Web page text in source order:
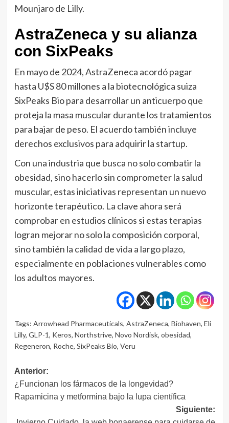
Mounjaro de Lilly.
AstraZeneca y su alianza
con SixPeaks
En mayo de 2024, AstraZeneca acordó pagar
hasta U$S 80 millones a la biotecnológica suiza
SixPeaks Bio para desarrollar un anticuerpo que
proteja la masa muscular durante los tratamientos
para bajar de peso. El acuerdo también incluye
derechos exclusivos para adquirir la startup.
Con una industria que busca no solo combatir la
obesidad, sino hacerlo sin comprometer la salud
muscular, estas iniciativas representan un nuevo
horizonte terapéutico. La clave ahora será
comprobar en estudios clínicos si estas terapias
logran mejorar no solo la composición corporal,
sino también la calidad de vida a largo plazo,
especialmente en poblaciones vulnerables como
los adultos mayores.
Tags: Arrowhead Pharmaceuticals, AstraZeneca, Biohaven, Eli
Lilly, GLP-1, Keros, Northstrive, Novo Nordisk, obesidad,
Regeneron, Roche, SixPeaks Bio, Veru
Navegación
de
entradas
Anterior:
¿Funcionan los fármacos de la longevidad?
Rapamicina y metformina bajo la lupa científica
Siguiente: